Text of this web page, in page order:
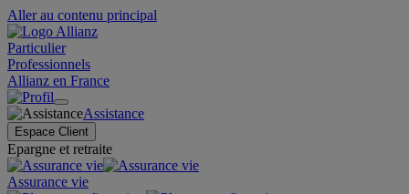
Aller au contenu principal
Particulier
Professionnels
Allianz en France
Assistance
Espace Client
Epargne et retraite
Assurance vie